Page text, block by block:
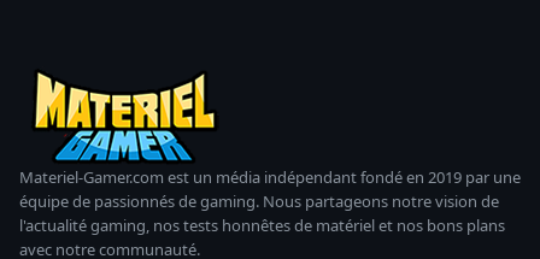
Materiel-Gamer.com est un média indépendant fondé en 2019 par une
équipe de passionnés de gaming. Nous partageons notre vision de
l'actualité gaming, nos tests honnêtes de matériel et nos bons plans
avec notre communauté.